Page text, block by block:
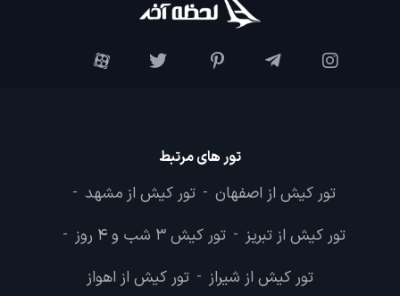
تور های مرتبط
تور کیش از اصفهان - تور کیش از مشهد -
تور کیش از تبریز - تور کیش 3 شب و 4 روز -
تور کیش از شیراز - تور کیش از اهواز